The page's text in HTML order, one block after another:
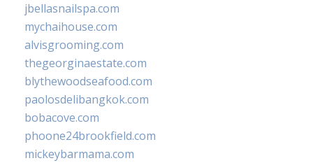
jbellasnailspa.com
mychaihouse.com
alvisgrooming.com
thegeorginaestate.com
blythewoodseafood.com
paolosdelibangkok.com
bobacove.com
phoone24brookfield.com
mickeybarmama.com